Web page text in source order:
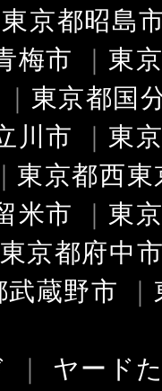
東京都昭島
梅市 ｜ 東
｜ 東京都国
川市 ｜ 東
東京都西東
米市 ｜ 東
東京都府中
武蔵野市 ｜
｜ ヤード